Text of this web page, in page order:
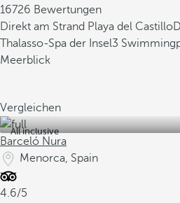
16726 Bewertungen
Direkt am Strand Playa del Castillo
Thalasso-Spa der Insel3
Meerblick
Vergleichen
All inclusive
Barceló Nura
Menorca, Spain
4.6/5